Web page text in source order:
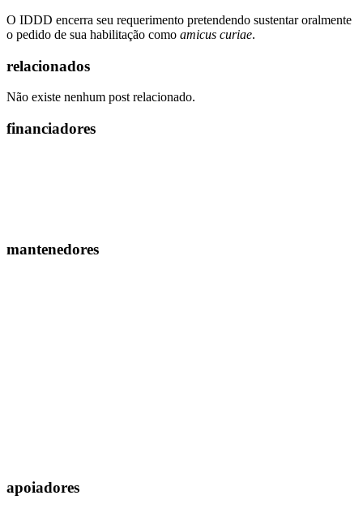
O IDDD encerra seu requerimento pretendendo sustentar oralmente
o pedido de sua habilitação como amicus curiae.
relacionados
Não existe nenhum post relacionado.
financiadores
mantenedores
apoiadores